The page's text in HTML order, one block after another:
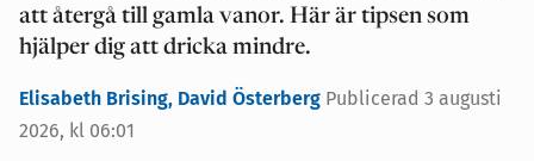
att återgå till gamla vanor. Här är tipsen som
hjälper dig att dricka mindre.
Elisabeth Brising, David Österberg Publicerad 3 augusti
2026, kl 06:01